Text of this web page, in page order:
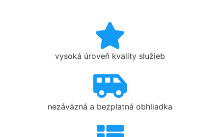
vysoká úroveň kvality služieb
nezáväzná a bezplatná obhliadka